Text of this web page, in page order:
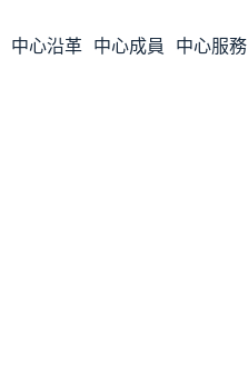
中心沿革 中心成員 中心服務